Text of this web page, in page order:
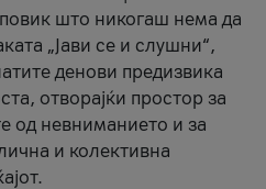
што никогаш нема да
„Јави се и слушни“,
денови предизвика
отворајќи простор за
од невниманието и за
и колективна